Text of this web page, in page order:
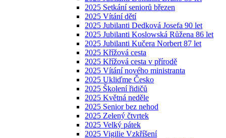
2025 Setkání seniorů březen
2025 Vítání dětí
2025 Jubilanti Dedková Josefa 90 let
2025 Jubilanti Koslowská Růžena 86 let
2025 Jubilanti Kučera Norbert 87 let
2025 Křížová cesta
2025 Křížová cesta v přírodě
2025 Vítání nového ministranta
2025 Ukliďme Česko
2025 Školení řidičů
2025 Květná neděle
2025 Senior bez nehod
2025 Zelený čtvrtek
2025 Velký pátek
2025 Vigilie Vzkříšení